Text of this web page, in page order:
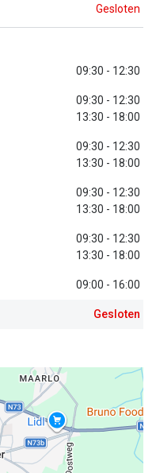
Bausch +
Dailies
Proclear
Online
Doe de
Gesloten
09:30 - 12:30
09:30 - 12:30
13:30 - 18:00
09:30 - 12:30
13:30 - 18:00
09:30 - 12:30
13:30 - 18:00
09:30 - 12:30
13:30 - 18:00
09:00 - 16:00
Gesloten